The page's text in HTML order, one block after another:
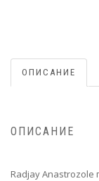
ОПИСАНИЕ
ОПИСАНИЕ
Radjay Anastrozole